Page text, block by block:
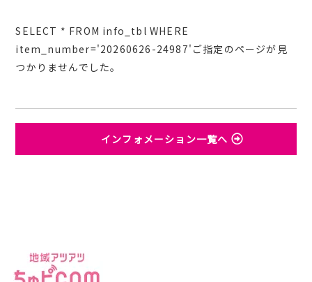
SELECT * FROM info_tbl WHERE
item_number='20260626-24987'ご指定のページが見
つかりませんでした。
インフォメーション一覧へ